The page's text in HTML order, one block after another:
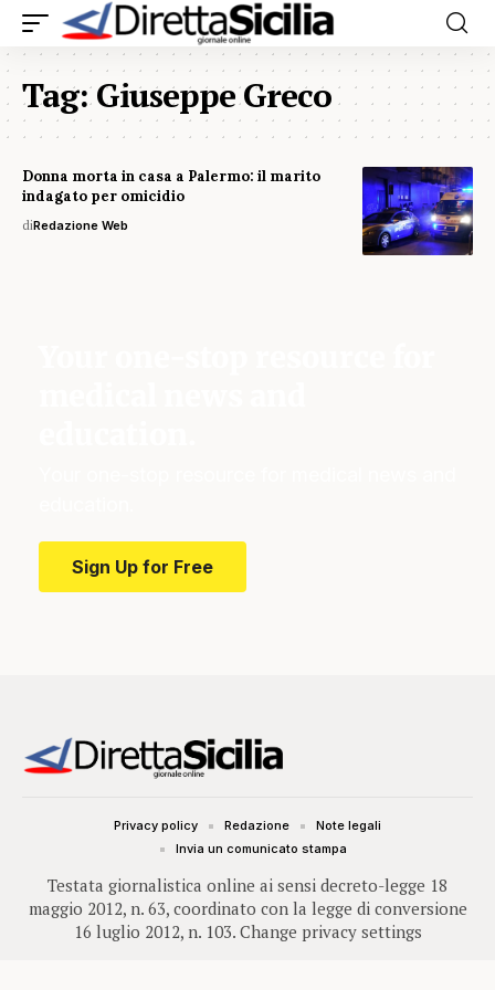
Tag:Giuseppe Greco
Donna morta in casa a Palermo: il marito
indagato per omicidio
diRedazione Web
Sign Up for Free
Testata giornalistica online ai sensi decreto-legge 18
maggio 2012, n. 63, coordinato con la legge di conversione
16 luglio 2012, n. 103. Change privacy settings
Privacy policy Redazione
Note legali
Invia un comunicato stampa